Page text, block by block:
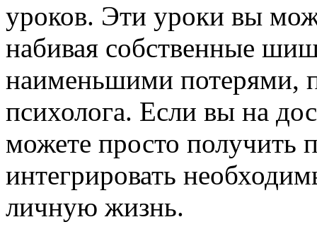
уроков. Эти уроки вы
набивая собственные
наименьшими потерями,
психолога. Если вы на
можете просто
интегрировать
личную жизнь.